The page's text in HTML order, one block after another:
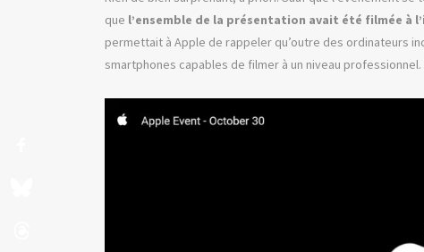
que l’ensemble de la présentation avait été filmée à
permettait à Apple de rappeler qu’outre des ordinateurs
smartphones capables de filmer à un niveau